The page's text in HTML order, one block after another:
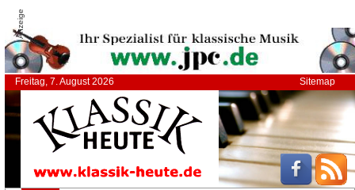
Anzeige
Freitag, 7. August 2026 Sitemap